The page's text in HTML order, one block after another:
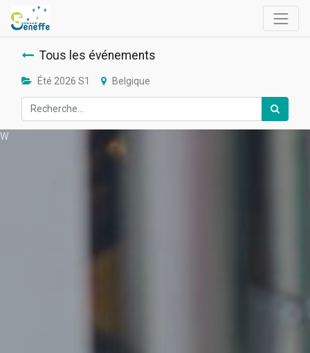
Tous les événements
Été 2026 S1 Belgique
W